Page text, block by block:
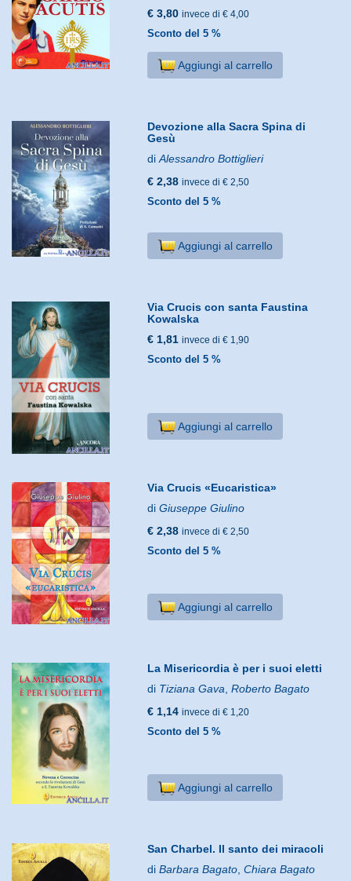
€ 3,80 invece di € 4,00
Sconto del 5 %
Aggiungi al carrello
Devozione alla Sacra Spina di
Gesù
diAlessandro Bottiglieri
€ 2,38 invece di € 2,50
Sconto del 5 %
Aggiungi al carrello
Via Crucis con santa Faustina
Kowalska
€ 1,81 invece di € 1,90
Sconto del 5 %
Aggiungi al carrello
Via Crucis «Eucaristica»
diGiuseppe Giulino
€ 2,38 invece di € 2,50
Sconto del 5 %
Aggiungi al carrello
La Misericordia è per i suoi eletti
di Tiziana Gava ,Roberto Bagato
€ 1,14 invece di € 1,20
Sconto del 5 %
Aggiungi al carrello
San Charbel. Il santo dei miracoli
diBarbara Bagato ,Chiara Bagato